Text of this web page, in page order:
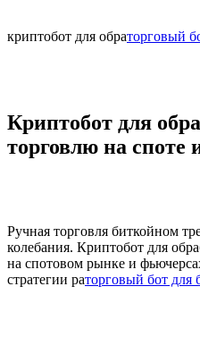
криптобот для обраторговый
Криптобот для
торговлю на споте
Ручная торговля биткойном
колебания. Криптобот для
на спотовом рынке и
стратегии раторговый бот для